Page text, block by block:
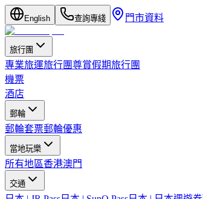
English 查詢專綫 門市資料
旅行團
專業旅運旅行團尊賞假期旅行團
機票
酒店
郵輪
郵輪套票郵輪優惠
當地玩樂
所有地區香港澳門
交通